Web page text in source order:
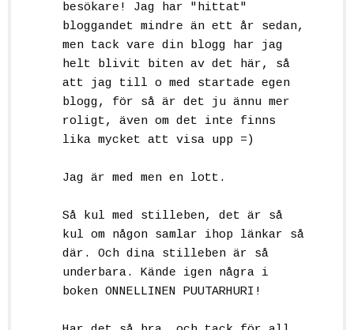
besökare! Jag har "hittat"
bloggandet mindre än ett år sedan,
men tack vare din blogg har jag
helt blivit biten av det här, så
att jag till o med startade egen
blogg, för så är det ju ännu mer
roligt, även om det inte finns
lika mycket att visa upp =)
Jag är med men en lott.
Så kul med stilleben, det är så
kul om någon samlar ihop länkar så
där. Och dina stilleben är så
underbara. Kände igen några i
boken ONNELLINEN PUUTARHURI!